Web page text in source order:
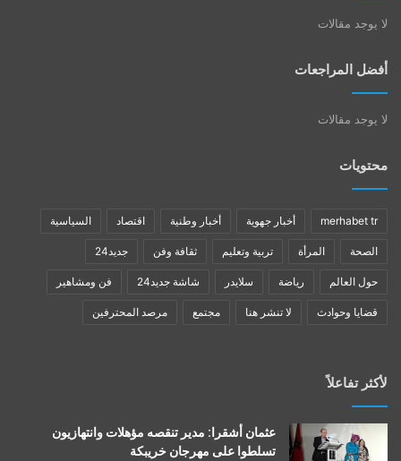
لا يوجد مقالات
أفضل المراجعات
لا يوجد مقالات
محتويات
merhabet tr أخبار جهوية أخبار وطنية اقتصاد السياسية
الصحة المرأة تربية وتعليم ثقافة وفن جديد24
حول العالم رياضة سلايدر شاشة جديد24 فن ومشاهير
قضايا وحوادث لا تنشر هنا مجتمع مرصد المحترفين
لأكثر تفاعلاً
عثمان أشقرا: مدير تنقصه مؤهلات وانتهازيون
تسلطوا على مهرجان خريبكة